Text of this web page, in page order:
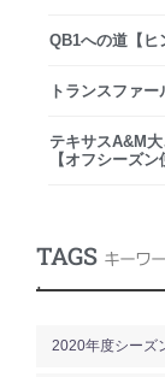
QB1への道【ヒ
トランスファー
テキサスA&M
【オフシーズン
TAGS キーワ
.
2020年度シーズ